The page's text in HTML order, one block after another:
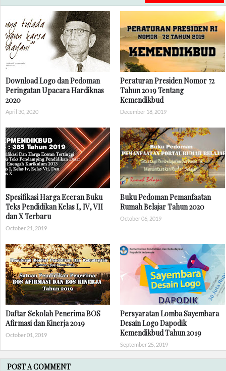
Download Logo dan Pedoman
Peringatan Upacara Hardiknas
2020
April 30, 2020
Peraturan Presiden Nomor 72
Tahun 2019 Tentang
Kemendikbud
December 18, 2019
Spesifikasi Harga Eceran Buku
Teks Pendidikan Kelas I, IV, VII
dan X Terbaru
October 21, 2019
Buku Pedoman Pemanfaatan
Rumah Belajar Tahun 2020
October 06, 2019
Daftar Sekolah Penerima BOS
Afirmasi dan Kinerja 2019
October 01, 2019
Persyaratan Lomba Sayembara
Desain Logo Dapodik
Kemendikbud Tahun 2019
September 25, 2019
POST A COMMENT